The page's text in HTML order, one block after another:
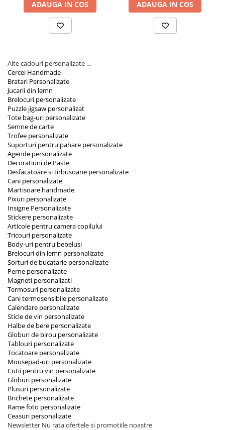
ADAUGA IN COS ADAUGA IN COS
Alte cadouri personalizate ...
Cercei Handmade
Bratari Personalizate
Jucarii din lemn
Brelocuri personalizate
Puzzle jigsaw personalizat
Tote bag-uri personalizate
Semne de carte
Trofee personalizate
Suporturi pentru pahare personalizate
Agende personalizate
Decoratiuni de Paste
Desfacatoare si tirbusoane personalizate
Cani personalizate
Martisoare handmade
Pixuri personalizate
Insigne Personalizate
Stickere personalizate
Articole pentru camera copilului
Tricouri personalizate
Body-uri pentru bebelusi
Brelocuri din lemn personalizate
Sorturi de bucatarie personalizate
Perne personalizate
Magneti personalizati
Termosuri personalizate
Cani termosensibile personalizate
Calendare personalizate
Sticle de vin personalizate
Halbe de bere personalizate
Globuri de birou personalizate
Tablouri personalizate
Tocatoare personalizate
Mousepad-uri personalizate
Cutii pentru vin personalizate
Globuri personalizate
Plusuri personalizate
Brichete personalizate
Rame foto personalizate
Ceasuri personalizate
Newsletter Nu rata ofertele si promotiile noastre